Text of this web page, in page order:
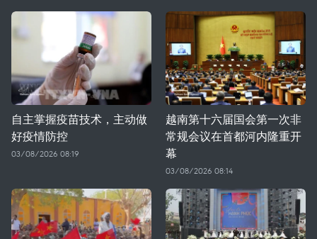
自主掌握疫苗技术，主动做
好疫情防控
03/08/2026 08:19
越南第十六届国会第一次非
常规会议在首都河内隆重开
幕
03/08/2026 08:14